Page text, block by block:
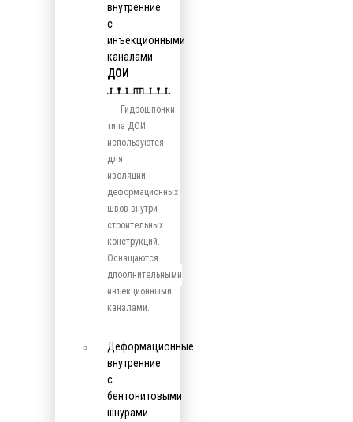
внутренние
с
инъекционными
каналами
ДОИ
Гидрошпонки
типа ДОИ
используются
для
изоляции
деформационных
швов внутри
строительных
конструкций.
Оснащаются
дпоолнительными
инъекционными
каналами.
Деформационные
внутренние
с
бентонитовыми
шнурами